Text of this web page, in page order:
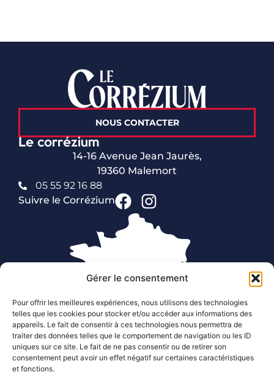
Gérer le consentement
Pour offrir les meilleures expériences, nous utilisons des technologies
telles que les cookies pour stocker et/ou accéder aux informations des
appareils. Le fait de consentir à ces technologies nous permettra de
traiter des données telles que le comportement de navigation ou les ID
uniques sur ce site. Le fait de ne pas consentir ou de retirer son
consentement peut avoir un effet négatif sur certaines caractéristiques
et fonctions.
NOUS CONTACTER
Le corrézium
14-16 Avenue Jean Jaurès,
19360 Malemort
05 55 92 16 88
Suivre le Corrézium
Liens utiles
Le Corrézium